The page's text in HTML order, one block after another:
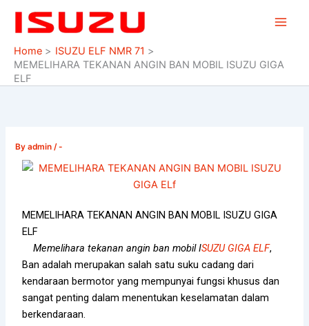
Home
ISUZU ELF NMR 71
MEMELIHARA TEKANAN ANGIN BAN MOBIL ISUZU GIGA
ELF
Byadmin /-
MEMELIHARA TEKANAN ANGIN BAN MOBIL ISUZU GIGA
ELF
Memelihara tekanan angin ban mobil ISUZU GIGA ELF,
Ban adalah merupakan salah satu suku cadang dari
kendaraan bermotor yang mempunyai fungsi khusus dan
sangat penting dalam menentukan keselamatan dalam
berkendaraan.